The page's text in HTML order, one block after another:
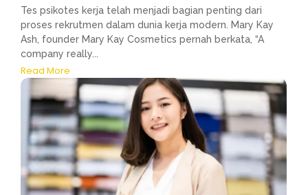
Tes psikotes kerja telah menjadi bagian penting dari
proses rekrutmen dalam dunia kerja modern. Mary Kay
Ash, founder Mary Kay Cosmetics pernah berkata, “A
company really...
Read More